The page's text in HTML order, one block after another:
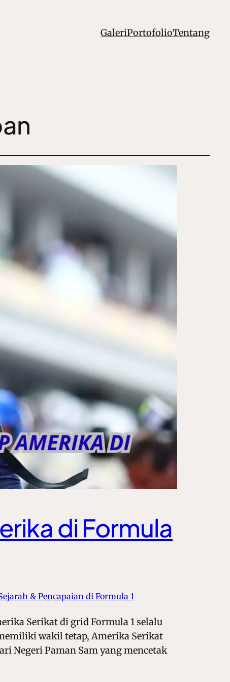
GaleriPortofolioTentang
di Formula
& Pencapaian di Formula 1
Serikat di grid Formula 1 selalu
wakil tetap, Amerika Serikat
Negeri Paman Sam yang mencetak